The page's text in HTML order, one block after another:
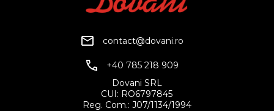
contact@dovani.ro
+40 785 218 909
Dovani SRL
CUI: RO6797845
Reg. Com.: J07/1134/1994